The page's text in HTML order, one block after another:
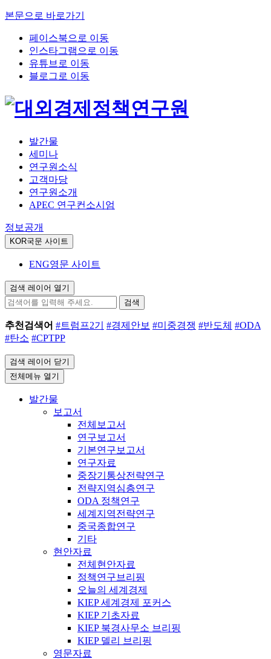
본문으로 바로가기
페이스북으로 이동
인스타그램으로 이동
유튜브로 이동
블로그로 이동
발간물
세미나
연구원소식
고객마당
연구원소개
APEC 연구컨소시엄
정보공개
KOR국문 사이트
ENG영문 사이트
검색 레이어 열기
검색
추천검색어 #트럼프2기 #경제안보 #미중경쟁 #반도체 #ODA
#탄소 #CPTPP
검색 레이어 닫기
전체메뉴 열기
발간물
보고서
전체보고서
연구보고서
기본연구보고서
연구자료
중장기통상전략연구
전략지역심층연구
ODA 정책연구
세계지역전략연구
중국종합연구
기타
현안자료
전체현안자료
정책연구브리핑
오늘의 세계경제
KIEP 세계경제 포커스
KIEP 기초자료
KIEP 북경사무소 브리핑
KIEP 델리 브리핑
영문자료